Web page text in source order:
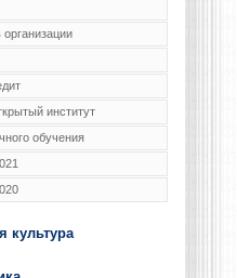
институт
обучения
культура